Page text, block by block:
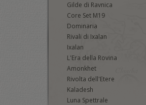
Gilde di Ravnica
Core Set M19
Dominaria
Rivali di Ixalan
Ixalan
L'Era della Rovina
Amonkhet
Rivolta dell'Etere
Kaladesh
Luna Spettrale